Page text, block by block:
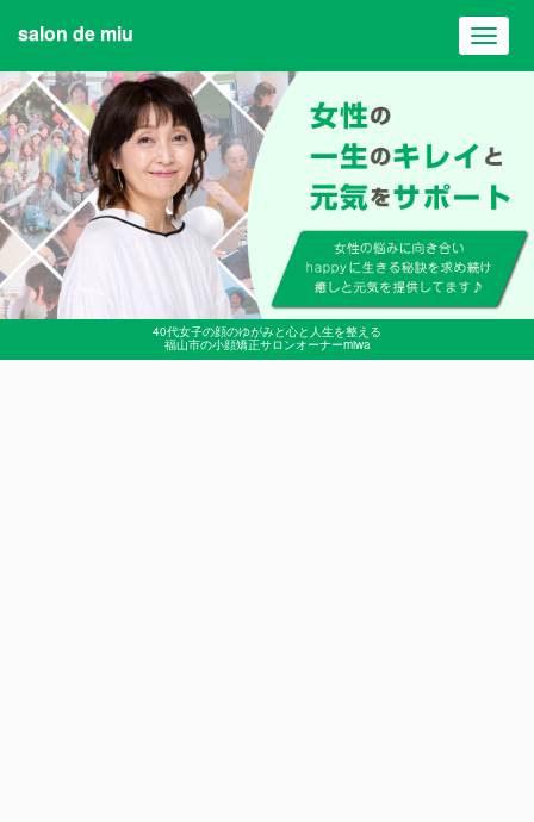
40代女子の顔のゆがみと心と人生を整える
福山市の小顔矯正サロンオーナーmiwa
salon de miu